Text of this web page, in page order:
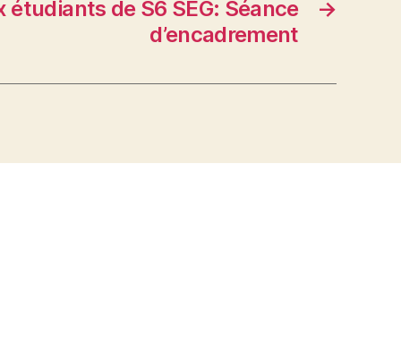
→
étudiants de S6 SEG: Séance
d’encadrement